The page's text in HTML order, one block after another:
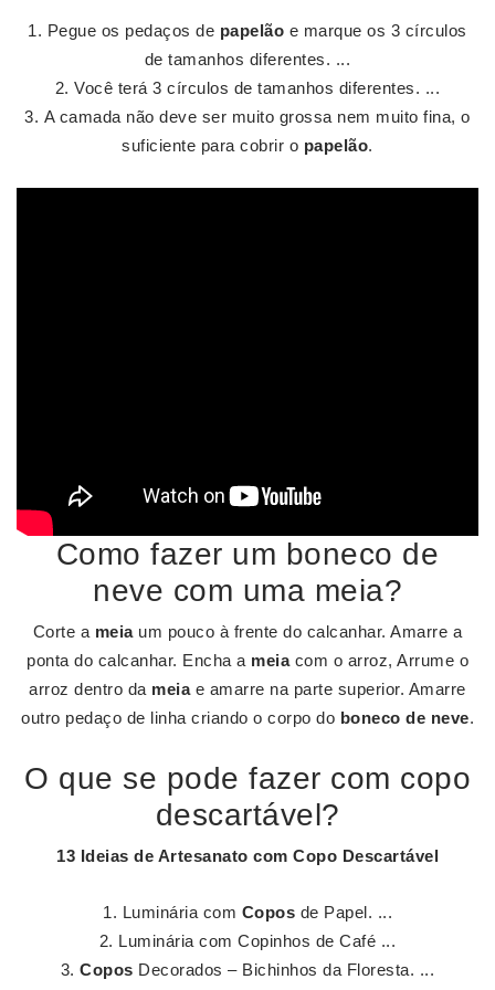
Pegue os pedaços de papelão e marque os 3 círculos
de tamanhos diferentes. ...
Você terá 3 círculos de tamanhos diferentes. ...
A camada não deve ser muito grossa nem muito fina, o
suficiente para cobrir o papelão.
Como fazer um boneco de
neve com uma meia?
Corte a meiaum pouco à frente do calcanhar. Amarre a
ponta do calcanhar. Encha a meiacom o arroz, Arrume o
arroz dentro da meiae amarre na parte superior. Amarre
outro pedaço de linha criando o corpo do boneco de neve.
O que se pode fazer com copo
descartável?
13 Ideias de Artesanato com Copo Descartável
Luminária com Copos de Papel. ...
Luminária com Copinhos de Café ...
Copos Decorados – Bichinhos da Floresta. ...